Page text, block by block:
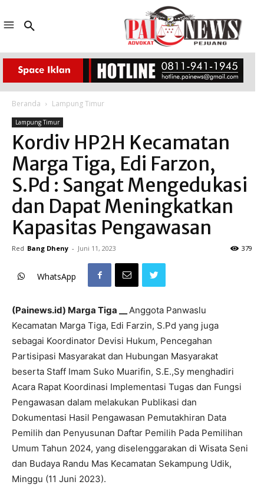
Beranda Lampung Timur
Lampung Timur
Kordiv HP2H Kecamatan
Marga Tiga, Edi Farzon,
S.Pd : Sangat Mengedukasi
dan Dapat Meningkatkan
Kapasitas Pengawasan
Red Bang Dheny - Juni 11, 2023 379
WhatsApp
(Painews.id) Marga Tiga __ Anggota Panwaslu
Kecamatan Marga Tiga, Edi Farzin, S.Pd yang juga
sebagai Koordinator Devisi Hukum, Pencegahan
Partisipasi Masyarakat dan Hubungan Masyarakat
beserta Staff Imam Suko Muarifin, S.E.,Sy menghadiri
Acara Rapat Koordinasi Implementasi Tugas dan Fungsi
Pengawasan dalam melakukan Publikasi dan
Dokumentasi Hasil Pengawasan Pemutakhiran Data
Pemilih dan Penyusunan Daftar Pemilih Pada Pemilihan
Umum Tahun 2024, yang diselenggarakan di Wisata Seni
dan Budaya Randu Mas Kecamatan Sekampung Udik,
Minggu (11 Juni 2023).